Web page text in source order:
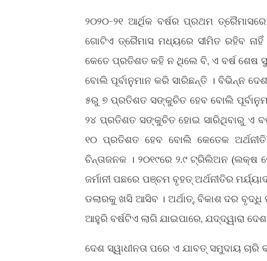
୨୦୨୦-୨୧ ଆର୍ଥିକ ବର୍ଷର ପ୍ରଥମ
ଗୋଟିଏ ତ୍ରୈମାସ ମଧ୍ୟରେ ସୀମିତ ରହିବ ନାହିଁ
କେତେ ପ୍ରତିଶତ କହି ନ ଥିଲେ ବି, ଏ ବର୍ଷ ଶେଷ
ବୋଲି ପୂର୍ବାନୁମାନ କରି ସାରିଛନ୍ତି । ବିଭିନ୍ନ
୫ରୁ ୭ ପ୍ରତିଶତ ସଙ୍କୁଚିତ ହେବ ବୋଲି
୨୪ ପ୍ରତିଶତ ସଙ୍କୁଚିତ ହୋଇ ସାରିଥିବାରୁ ଏ
୧୦ ପ୍ରତିଶତ ହେବ ବୋଲି କେତେକ
ଚିନ୍ତାଜନକ । ୨୦୧୯ରେ ୨.୯ ଟ୍ରିଲିଅନ (ଲକ୍ଷ
ଜର୍ମାନୀ ପଛରେ ପଞ୍ଚମ ବୃହତ୍ ଅର୍ଥନୀତିର
ଡଲାରକୁ ଖସି ଆସିବ । ଅର୍ଥାତ୍, ବିକାଶ ଦର ବୃଦ୍ଧି
ଆହୁରି ବର୍ଷଟିଏ ଲାଗି ଯାଇପାରେ, ଯଦ୍ଦ୍ୱାରା
ଦେଶ ସ୍ୱାଧୀନତା ପରେ ଏ ଯାବତ୍ ସମୁଦାୟ